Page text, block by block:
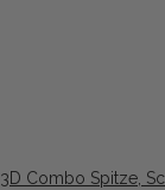
3D Combo Spitze,